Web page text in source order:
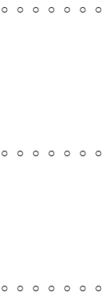
○ ○ ○ ○ ○ ○ ○
○ ○ ○ ○ ○ ○ ○
○ ○ ○ ○ ○ ○ ○